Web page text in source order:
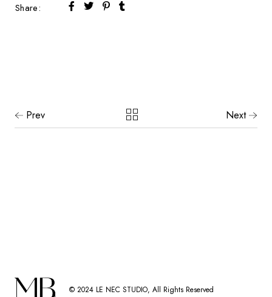
Share:
Prev Next
© 2024 LE NEC STUDIO, All Rights Reserved